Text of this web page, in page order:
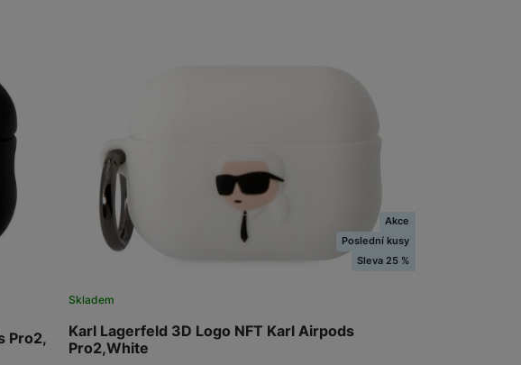
Pro2,
Karl Lagerfeld 3D Logo NFT Karl Airpods
Pro2,White
Skladem
Akce
Poslední kusy
Sleva 25 %